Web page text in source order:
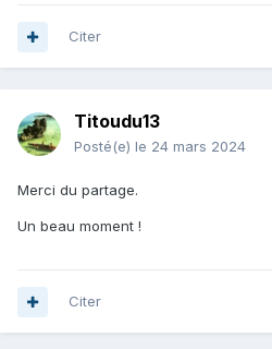
Citer
Titoudu13
Posté(e) le 24 mars 2024
Merci du partage.
Un beau moment !
Citer